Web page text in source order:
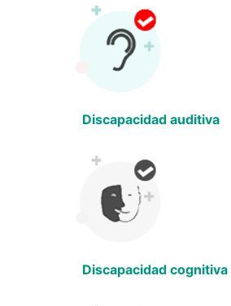
Discapacidad auditiva
Discapacidad cognitiva